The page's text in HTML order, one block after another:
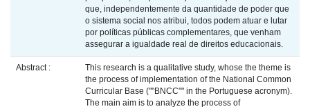
que, independentemente da quantidade de poder que
o sistema social nos atribui, todos podem atuar e lutar
por políticas públicas complementares, que venham
assegurar a igualdade real de direitos educacionais.
Abstract :
This research is a qualitative study, whose the theme is
the process of implementation of the National Common
Curricular Base (""BNCC"" in the Portuguese acronym).
The main aim is to analyze the process of